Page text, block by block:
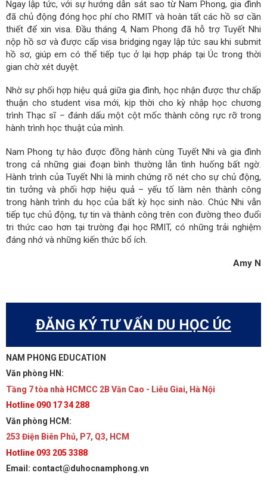
Ngay lập tức, với sự hướng dẫn sát sao từ Nam Phong, gia đình
đã chủ động đóng học phí cho RMIT và hoàn tất các hồ sơ cần
thiết để xin visa. Đầu tháng 4, Nam Phong đã hỗ trợ Tuyết Nhi
nộp hồ sơ và được cấp visa bridging ngay lập tức sau khi submit
hồ sơ, giúp em có thể tiếp tục ở lại hợp pháp tại Úc trong thời
gian chờ xét duyệt.
Nhờ sự phối hợp hiệu quả giữa gia đình, học nhận được thư chấp
thuận cho student visa mới, kịp thời cho kỳ nhập học chương
trình Thạc sĩ – đánh dấu một cột mốc thành công rực rỡ trong
hành trình học thuật của mình.
Nam Phong tự hào được đồng hành cùng Tuyết Nhi và gia đình
trong cả những giai đoạn bình thường lẫn tình huống bất ngờ.
Hành trình của Tuyết Nhi là minh chứng rõ nét cho sự chủ động,
tin tưởng và phối hợp hiệu quả – yếu tố làm nên thành công
trong hành trình du học của bất kỳ học sinh nào. Chúc Nhi vẫn
tiếp tục chủ động, tự tin và thành công trên con đường theo đuổi
tri thức cao hơn tại trường đại học RMIT, có những trải nghiệm
đáng nhớ và những kiến thức bổ ích.
Amy N
ĐĂNG KÝ TƯ VẤN DU HỌC ÚC
NAM PHONG EDUCATION
Văn phòng HN:
Tầng 7 tòa nhà HCMCC 2B Văn Cao - Liễu Giai, Hà Nội
Hotline 090 17 34 288
Văn phòng HCM:
253 Điện Biên Phủ, P7, Q3, HCM
Hotline 093 205 3388
Email: contact@duhocnamphong.vn